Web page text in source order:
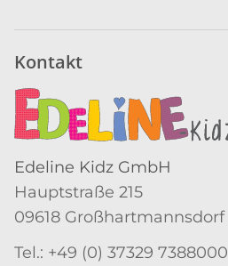
Kontakt
Edeline Kidz GmbH
Hauptstraße 215
09618 Großhartmannsdorf
Tel.: +49 (0) 37329 7388000